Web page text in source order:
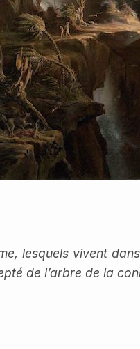
lesquels vivent
de l’arbre de la